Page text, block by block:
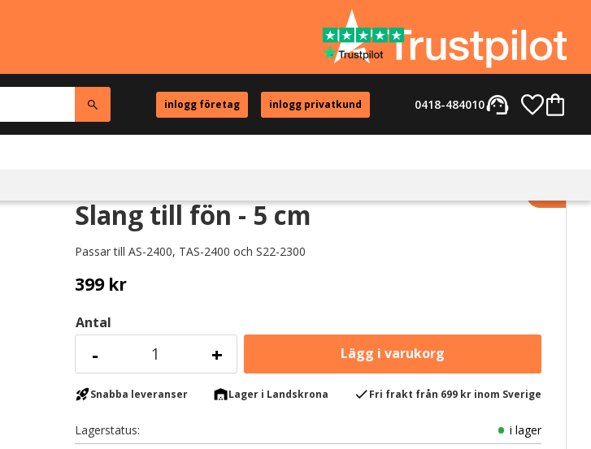
inlogg företag inlogg privatkund support_agent
0418-484010
Slang till fön - 5 cm
Passar till AS-2400, TAS-2400 och S22-2300
399kr
Antal
+
-
Lägg
rocket_launchSnabba leveranser warehouseLager i Landskrona checkFri frakt från 699 kr inom Sverige
Lagerstatus
i lager